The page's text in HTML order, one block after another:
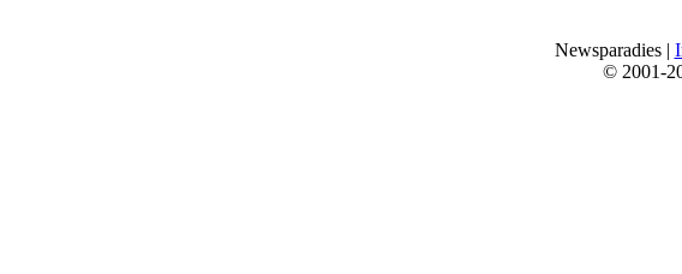
Newsparadies |
© 2001-